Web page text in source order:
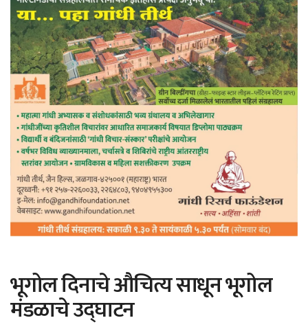
भूगोल दिनाचे औचित्य साधून भूगोल
मंडळाचे उद्घाटन